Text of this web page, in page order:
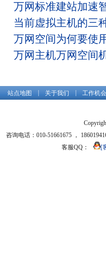
万网标准建站加速
当前虚拟主机的三
万网空间为何要使
万网主机万网空间
站点地图 关于我们 工作机会
咨询电话：010-51661675 ，
客服QQ：
[